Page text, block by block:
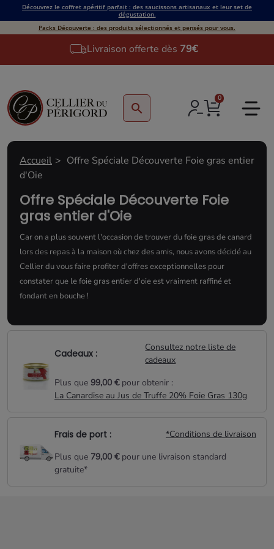
Découvrez le coffret apéritif parfait : des saucissons artisanaux et leur set de
dégustation.
Packs Découverte : des produits sélectionnés et pensés pour vous.
Livraison offerte dès 79€
search
0
Accueil
Offre Spéciale Découverte Foie gras entier
d'Oie
Offre Spéciale Découverte Foie
gras entier d'Oie
Car on a plus souvent l'occasion de trouver du foie gras de canard
lors des repas à la maison où chez des amis, nous avons décidé au
Cellier du vous faire profiter d'offres exceptionnelles pour
constater que le foie gras entier d'oie est vraiment raffiné et
fondant en bouche !
Cadeaux :
Consultez notre liste de
cadeaux
Plus que 99,00 €pour obtenir :
La Canardise au Jus de Truffe 20% Foie Gras 130g
Frais de port :
*Conditions de livraison
Plus que 79,00 €pour une livraison standard
gratuite*